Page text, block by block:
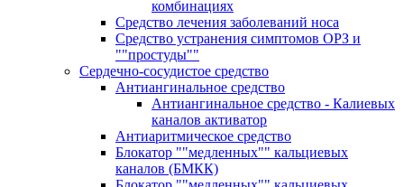
комбинациях
Средство лечения заболеваний носа
Средство устранения симптомов ОРЗ и
""простуды""
Сердечно-сосудистое средство
Антиангинальное средство
Антиангинальное средство - Калиевых
каналов активатор
Антиаритмическое средство
Блокатор ""медленных"" кальциевых
каналов (БМКК)